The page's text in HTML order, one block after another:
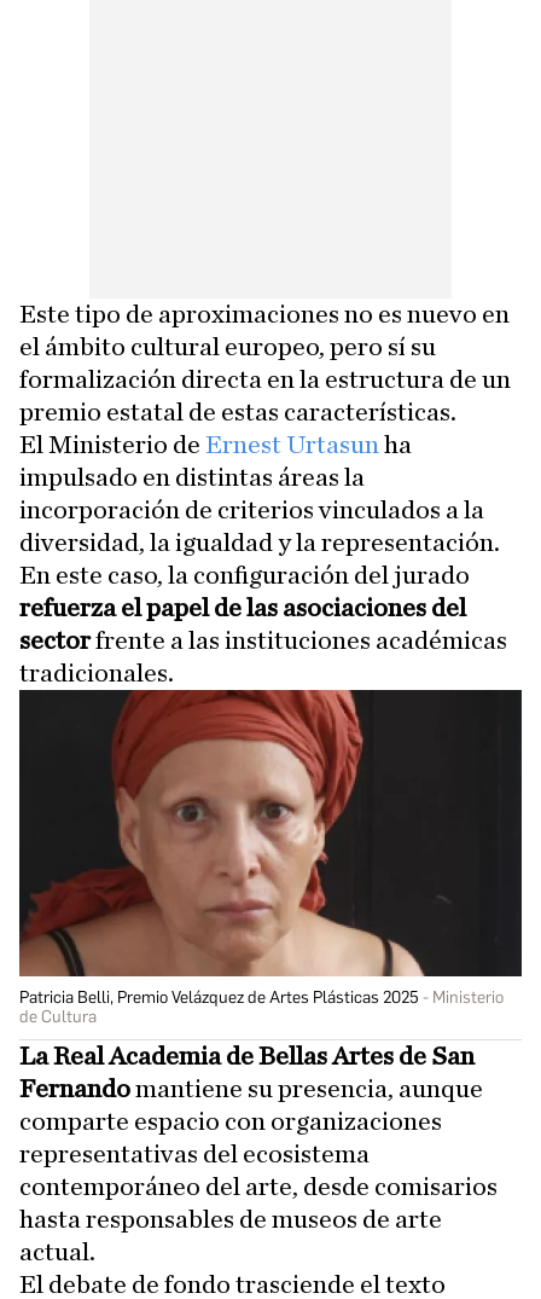
Este tipo de aproximaciones no es nuevo en
el ámbito cultural europeo, pero sí su
formalización directa en la estructura de un
premio estatal de estas características.
El Ministerio de Ernest Urtasun ha
impulsado en distintas áreas la
incorporación de criterios vinculados a la
diversidad, la igualdad y la representación.
En este caso, la configuración del jurado
refuerza el papel de las asociaciones del
sectorfrente a las instituciones académicas
tradicionales.
Patricia Belli, Premio Velázquez de Artes Plásticas 2025
Ministerio
de Cultura
La Real Academia de Bellas Artes de San
Fernandomantiene su presencia, aunque
comparte espacio con organizaciones
representativas del ecosistema
contemporáneo del arte, desde comisarios
hasta responsables de museos de arte
actual.
El debate de fondo trasciende el texto